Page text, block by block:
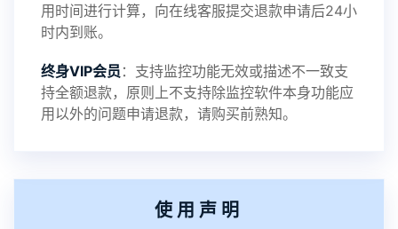
用时间进行计算，向在线客服提交退款申请后24小
时内到账。
终身VIP会员 ：支持监控功能无效或描述不一致支
持全额退款，原则上不支持除监控软件本身功能应
用以外的问题申请退款，请购买前熟知。
使用声明